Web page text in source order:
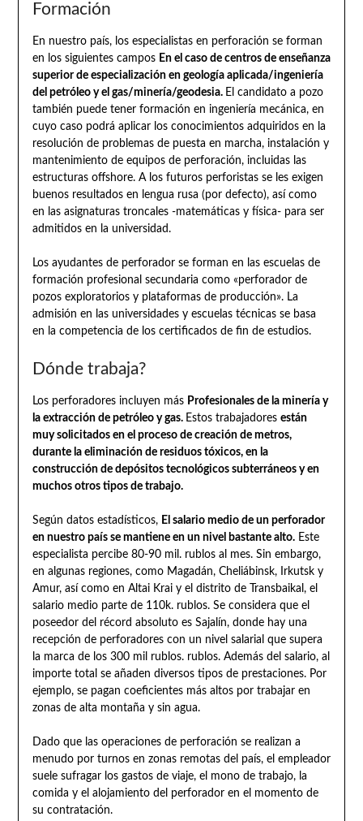
Formación
En nuestro país, los especialistas en perforación se forman
en los siguientes campos En el caso de centros de enseñanza
superior de especialización en geología aplicada/ingeniería
del petróleo y el gas/minería/geodesia. El candidato a pozo
también puede tener formación en ingeniería mecánica, en
cuyo caso podrá aplicar los conocimientos adquiridos en la
resolución de problemas de puesta en marcha, instalación y
mantenimiento de equipos de perforación, incluidas las
estructuras offshore. A los futuros perforistas se les exigen
buenos resultados en lengua rusa (por defecto), así como
en las asignaturas troncales -matemáticas y física- para ser
admitidos en la universidad.
Los ayudantes de perforador se forman en las escuelas de
formación profesional secundaria como «perforador de
pozos exploratorios y plataformas de producción». La
admisión en las universidades y escuelas técnicas se basa
en la competencia de los certificados de fin de estudios.
Dónde trabaja?
Los perforadores incluyen más Profesionales de la minería y
la extracción de petróleo y gas. Estos trabajadores están
muy solicitados en el proceso de creación de metros,
durante la eliminación de residuos tóxicos, en la
construcción de depósitos tecnológicos subterráneos y en
muchos otros tipos de trabajo.
Según datos estadísticos, El salario medio de un perforador
en nuestro país se mantiene en un nivel bastante alto.Este
especialista percibe 80-90 mil. rublos al mes. Sin embargo,
en algunas regiones, como Magadán, Cheliábinsk, Irkutsk y
Amur, así como en Altai Krai y el distrito de Transbaikal, el
salario medio parte de 110k. rublos. Se considera que el
poseedor del récord absoluto es Sajalín, donde hay una
recepción de perforadores con un nivel salarial que supera
la marca de los 300 mil rublos. rublos. Además del salario, al
importe total se añaden diversos tipos de prestaciones. Por
ejemplo, se pagan coeficientes más altos por trabajar en
zonas de alta montaña y sin agua.
Dado que las operaciones de perforación se realizan a
menudo por turnos en zonas remotas del país, el empleador
suele sufragar los gastos de viaje, el mono de trabajo, la
comida y el alojamiento del perforador en el momento de
su contratación.